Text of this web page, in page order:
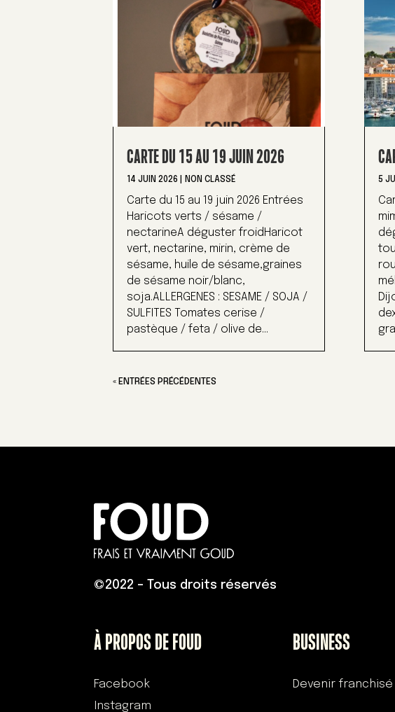
CARTE DU 15 AU 19 JUIN 2026
14 JUIN 2026 NON CLASSÉ
Carte du 15 au 19 juin 2026 Entrées
Haricots verts / sésame /
nectarineA déguster froidHaricot
vert, nectarine, mirin, crème de
sésame, huile de sésame,graines
de sésame noir/blanc,
soja.ALLERGENES : SESAME / SOJA /
SULFITES Tomates cerise /
pastèque / feta / olive de...
5
« ENTRÉES PRÉCÉDENTES
©2022 – Tous droits réservés
À PROPOS DE FOUD
Facebook
Instagram
BUSINESS
Devenir franchisé